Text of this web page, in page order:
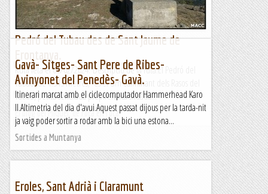
Pedró del Tubau des de Sant Jaume de
Ruta feta el 04/02/2024. Descripció de la ruta.El Pedró del
Tubau, de 1.543 metres, és el cim culminant dels Rasos del
Tubau, petita serralada prepirenaica situada...
El blog del Miquel, de roca en roca.
Gavà- Sitges- Sant Pere de Ribes-
Avinyonet del Penedès- Gavà.
Itinerari marcat amb el ciclecomputador Hammerhead Karo
II.Altimetria del dia d'avui.Aquest passat dijous per la tarda-nit
ja vaig poder sortir a rodar amb la bici una estona...
Sortides a Muntanya
Eroles, Sant Adrià i Claramunt